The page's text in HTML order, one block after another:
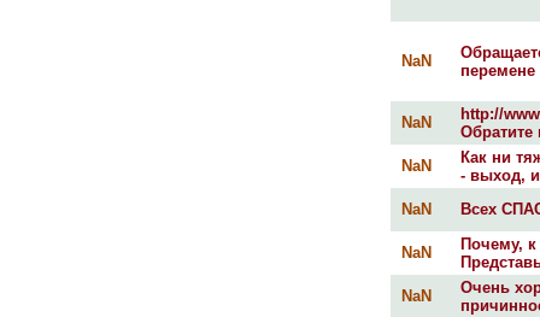
NaN
перемене
NaN
http://
Обратите
NaN
Как ни
- выход,
NaN
Всех
NaN
Почему,
NaN
Очень